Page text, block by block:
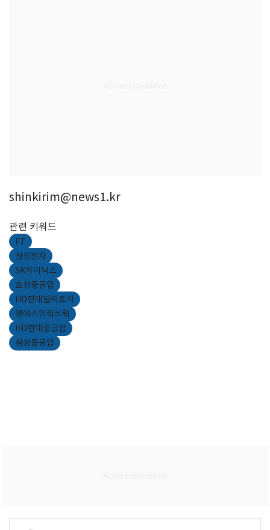
shinkirim@news1.kr
관련 키워드
FT
삼성전자
SK하이닉스
효성중공업
HD현대일렉트릭
엘에스일렉트릭
HD현대중공업
삼성중공업